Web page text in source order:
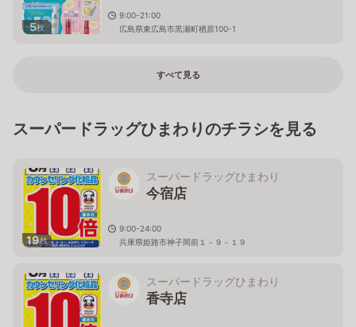
5枚
9:00-21:00
広島県東広島市黒瀬町楢原100-1
すべて見る
スーパードラッグひまわりのチラシを見る
19枚
スーパードラッグひまわり
今宿店
9:00-24:00
兵庫県姫路市神子岡前１－９－１９
スーパードラッグひまわり
香寺店